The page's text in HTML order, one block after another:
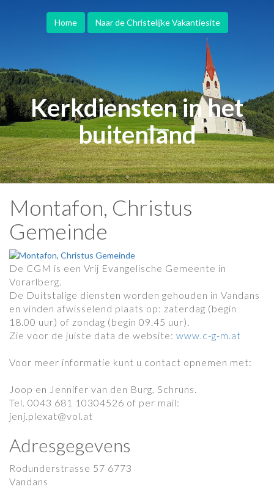
Home Naar de Christelijke Vakantiesite
Kerkdiensten in het
buitenland
Montafon, Christus
Gemeinde
De CGM is een Vrij Evangelische Gemeente in
Vorarlberg.
De Duitstalige diensten worden gehouden in Vandans
en vinden afwisselend plaats op: zaterdag (begin
18.00 uur) of zondag (begin 09.45 uur).
Zie voor de juiste data de website: www.c-g-m.at
Voor meer informatie kunt u contact opnemen met:
Joop en Jennifer van den Burg, Schruns.
Tel. 0043 681 10304526 of per mail:
jenj.plexat@vol.at
Adresgegevens
Rodunderstrasse 57 6773
Vandans